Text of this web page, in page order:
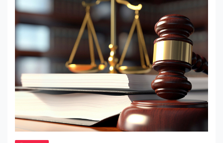
https://flirty.com.ua/ru/seks-
igrushki/vibratory.html, который будет
соответствовать вашим предпочтениям и
нуждам, важно учесть несколько ключевых
факторов. Познайте себя и свои желания
Первым шагом […]